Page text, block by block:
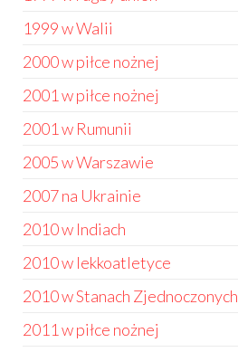
1999 w Walii
2000 w piłce nożnej
2001 w piłce nożnej
2001 w Rumunii
2005 w Warszawie
2007 na Ukrainie
2010 w Indiach
2010 w lekkoatletyce
2010 w Stanach Zjednoczonych
2011 w piłce nożnej